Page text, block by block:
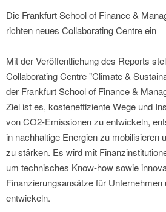
Die Frankfurt School of Finance &
richten neues Collaborating Centre ein
Mit der Veröffentlichung des Reports
Collaborating Centre "Climate &
der Frankfurt School of Finance &
Ziel ist es, kosteneffiziente Wege und
von CO2-Emissionen zu entwickeln,
in nachhaltige Energien zu mobilisieren
zu stärken. Es wird mit
um technisches Know-how sowie
Finanzierungsansätze für
entwickeln.